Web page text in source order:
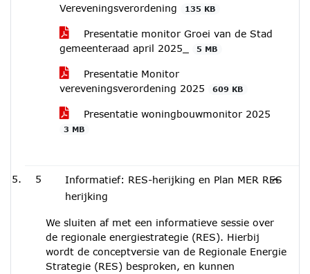
Vereveningsverordening
135 KB
Presentatie monitor Groei van de Stad
gemeenteraad april 2025_
5 MB
Presentatie Monitor
vereveningsverordening 2025
609 KB
Presentatie woningbouwmonitor 2025
3 MB
5
Informatief: RES-herijking en Plan MER RES
herijking
We sluiten af met een informatieve sessie over
de regionale energiestrategie (RES). Hierbij
wordt de conceptversie van de Regionale Energie
Strategie (RES) besproken, en kunnen